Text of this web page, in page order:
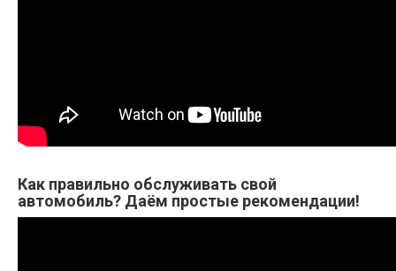
Как правильно обслуживать свой
автомобиль? Даём простые рекомендации!